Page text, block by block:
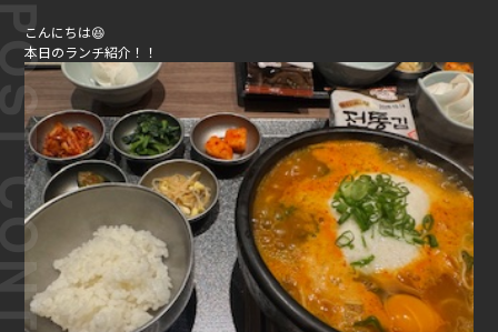
こんにちは😆
本日のランチ紹介！！